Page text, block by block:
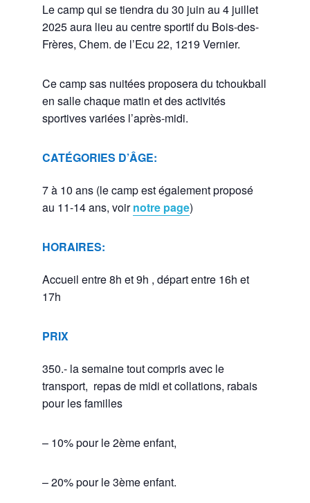
Le camp qui se tiendra du 30 juin au 4 juillet
2025 aura lieu au centre sportif du Bois-des-
Frères, Chem. de l’Ecu 22, 1219 Vernier.
Ce camp sas nuitées proposera du tchoukball
en salle chaque matin et des activités
sportives variées l’après-midi.
CATÉGORIES D’ÂGE:
7 à 10 ans (le camp est également proposé
au 11-14 ans, voirnotre page)
HORAIRES:
Accueil entre 8h et 9h , départ entre 16h et
17h
PRIX
350.- la semaine tout compris avec le
transport, repas de midi et collations, rabais
pour les familles
– 10% pour le 2ème enfant,
– 20% pour le 3ème enfant.